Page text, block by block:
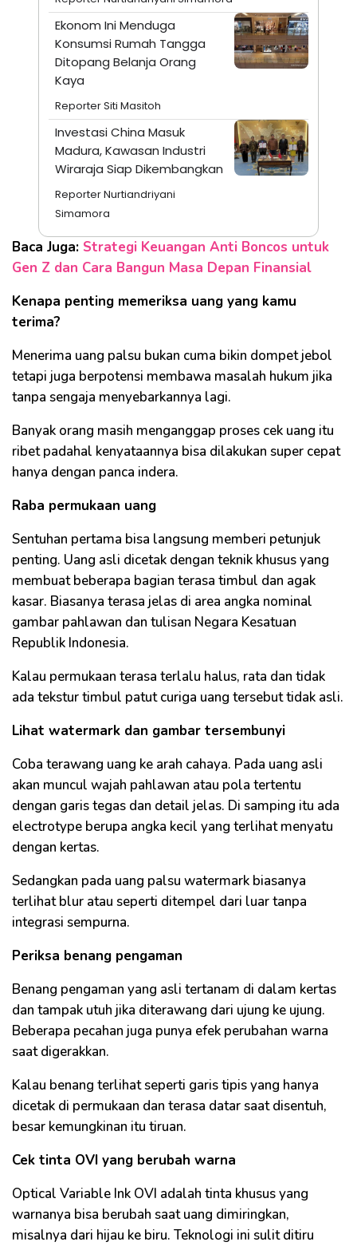
Ekonom Ini Menduga
Konsumsi Rumah Tangga
Ditopang Belanja Orang
Kaya
Reporter Siti Masitoh
Investasi China Masuk
Madura, Kawasan Industri
Wiraraja Siap Dikembangkan
Reporter Nurtiandriyani
Simamora
Baca Juga: Strategi Keuangan Anti Boncos untuk
Gen Z dan Cara Bangun Masa Depan Finansial
Kenapa penting memeriksa uang yang kamu
terima?
Menerima uang palsu bukan cuma bikin dompet jebol
tetapi juga berpotensi membawa masalah hukum jika
tanpa sengaja menyebarkannya lagi.
Banyak orang masih menganggap proses cek uang itu
ribet padahal kenyataannya bisa dilakukan super cepat
hanya dengan panca indera.
Raba permukaan uang
Sentuhan pertama bisa langsung memberi petunjuk
penting. Uang asli dicetak dengan teknik khusus yang
membuat beberapa bagian terasa timbul dan agak
kasar. Biasanya terasa jelas di area angka nominal
gambar pahlawan dan tulisan Negara Kesatuan
Republik Indonesia.
Kalau permukaan terasa terlalu halus, rata dan tidak
ada tekstur timbul patut curiga uang tersebut tidak asli.
Lihat watermark dan gambar tersembunyi
Coba terawang uang ke arah cahaya. Pada uang asli
akan muncul wajah pahlawan atau pola tertentu
dengan garis tegas dan detail jelas. Di samping itu ada
electrotype berupa angka kecil yang terlihat menyatu
dengan kertas.
Sedangkan pada uang palsu watermark biasanya
terlihat blur atau seperti ditempel dari luar tanpa
integrasi sempurna.
Periksa benang pengaman
Benang pengaman yang asli tertanam di dalam kertas
dan tampak utuh jika diterawang dari ujung ke ujung.
Beberapa pecahan juga punya efek perubahan warna
saat digerakkan.
Kalau benang terlihat seperti garis tipis yang hanya
dicetak di permukaan dan terasa datar saat disentuh,
besar kemungkinan itu tiruan.
Cek tinta OVI yang berubah warna
Optical Variable Ink OVI adalah tinta khusus yang
warnanya bisa berubah saat uang dimiringkan,
misalnya dari hijau ke biru. Teknologi ini sulit ditiru